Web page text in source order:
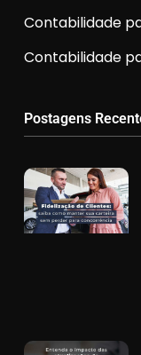
Contabilidade
Contabilidade
Postagens